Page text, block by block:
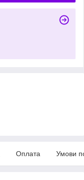
Оплата Умови